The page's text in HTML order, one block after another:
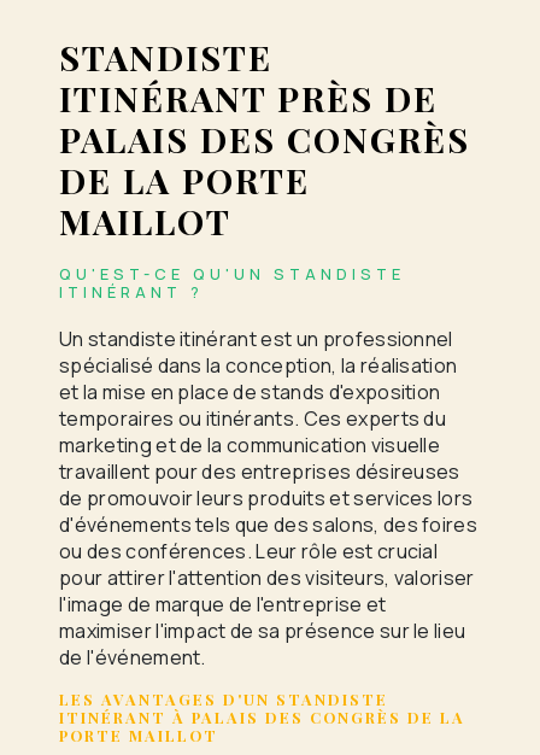
STANDISTE
ITINÉRANT PRÈS DE
PALAIS DES CONGRÈS
DE LA PORTE
MAILLOT
QU'EST-CE QU'UN STANDISTE
ITINÉRANT ?
Un standiste itinérant est un professionnel
spécialisé dans la conception, la réalisation
et la mise en place de stands d'exposition
temporaires ou itinérants. Ces experts du
marketing et de la communication visuelle
travaillent pour des entreprises désireuses
de promouvoir leurs produits et services lors
d'événements tels que des salons, des foires
ou des conférences. Leur rôle est crucial
pour attirer l'attention des visiteurs, valoriser
l'image de marque de l'entreprise et
maximiser l'impact de sa présence sur le lieu
de l'événement.
LES AVANTAGES D'UN STANDISTE
ITINÉRANT À PALAIS DES CONGRÈS DE LA
PORTE MAILLOT